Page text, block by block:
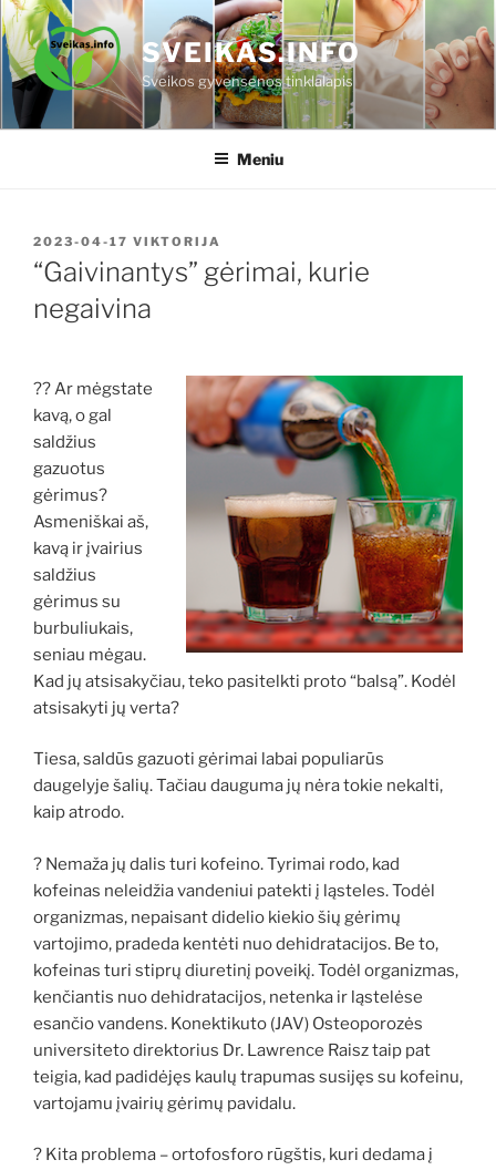
Eiti
prie
turinio
SVEIKAS.INFO
Sveikos gyvensenos tinklalapis
Meniu
PASKELBTA
2023-04-17 VIKTORIJA
“Gaivinantys” gėrimai, kurie
negaivina
?? Ar mėgstate
kavą, o gal
saldžius
gazuotus
gėrimus?
Asmeniškai aš,
kavą ir įvairius
saldžius
gėrimus su
burbuliukais,
seniau mėgau.
Kad jų atsisakyčiau, teko pasitelkti proto “balsą”. Kodėl
atsisakyti jų verta?
Tiesa, saldūs gazuoti gėrimai labai populiarūs
daugelyje šalių. Tačiau dauguma jų nėra tokie nekalti,
kaip atrodo.
? Nemaža jų dalis turi kofeino. Tyrimai rodo, kad
kofeinas neleidžia vandeniui patekti į ląsteles. Todėl
organizmas, nepaisant didelio kiekio šių gėrimų
vartojimo, pradeda kentėti nuo dehidratacijos. Be to,
kofeinas turi stiprų diuretinį poveikį. Todėl organizmas,
kenčiantis nuo dehidratacijos, netenka ir ląstelėse
esančio vandens. Konektikuto (JAV) Osteoporozės
universiteto direktorius Dr. Lawrence Raisz taip pat
teigia, kad padidėjęs kaulų trapumas susijęs su kofeinu,
vartojamu įvairių gėrimų pavidalu.
? Kita problema – ortofosforo rūgštis, kuri dedama į